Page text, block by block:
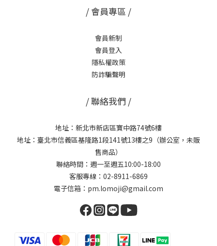
/ 會員專區 /
會員新制
會員登入
隱私權政策
防詐騙聲明
/ 聯絡我們 /
地址：新北市新店區寶中路74號6樓
地址：臺北市信義區基隆路1段141號13樓之9（辦公室，未販
售商品）
聯絡時間：週一至週五10:00-18:00
客服專線：02-8911-6869
電子信箱：pm.lomoji@gmail.com